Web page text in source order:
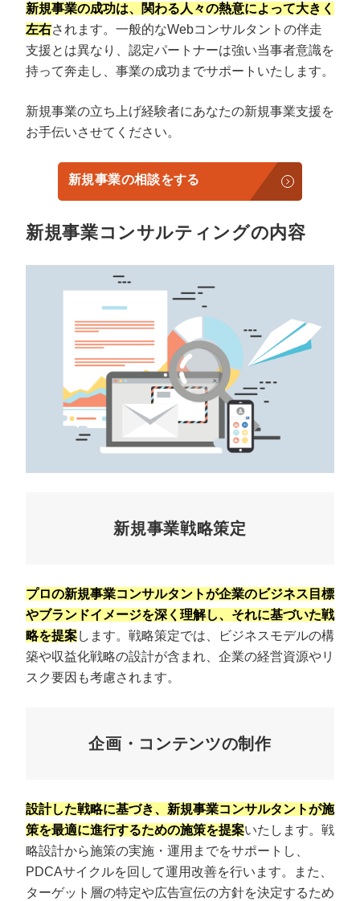
新規事業の成功は、関わる人々の熱意によって大きく
左右されます。一般的なWebコンサルタントの伴走
支援とは異なり、認定パートナーは強い当事者意識を
持って奔走し、事業の成功までサポートいたします。
新規事業の立ち上げ経験者にあなたの新規事業支援を
お手伝いさせてください。
新規事業の相談をする
新規事業コンサルティングの内容
新規事業戦略策定
プロの新規事業コンサルタントが企業のビジネス目標
やブランドイメージを深く理解し、それに基づいた戦
略を提案します。戦略策定では、ビジネスモデルの構
築や収益化戦略の設計が含まれ、企業の経営資源やリ
スク要因も考慮されます。
企画・コンテンツの制作
設計した戦略に基づき、新規事業コンサルタントが施
策を最適に進行するための施策を提案いたします。戦
略設計から施策の実施・運用までをサポートし、
PDCAサイクルを回して運用改善を行います。また、
ターゲット層の特定や広告宣伝の方針を決定するため